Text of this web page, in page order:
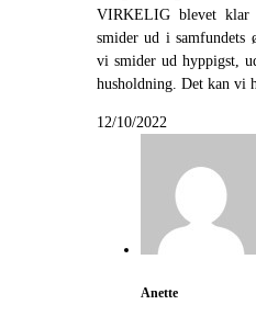
VIRKELIG blevet klar
smider ud i samfundets
vi smider ud hyppigst,
husholdning. Det kan vi
12/10/2022
Anette